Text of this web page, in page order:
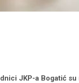
JKP-a Bogatić